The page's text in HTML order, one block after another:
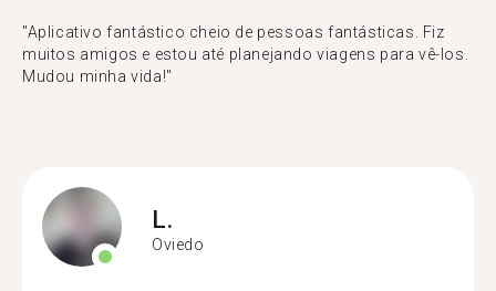
"Aplicativo fantástico cheio de pessoas fantásticas. Fiz
muitos amigos e estou até planejando viagens para vê-los.
Mudou minha vida!"
L.
Oviedo